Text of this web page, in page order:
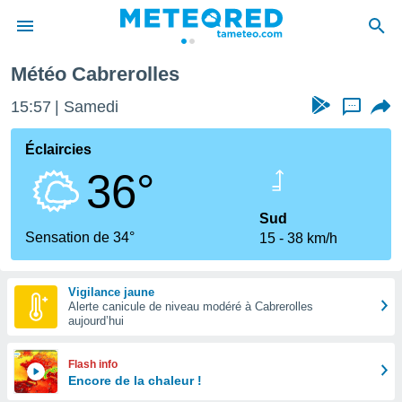
de
Météo Cabrerolles
15:57 Samedi ...
Éclaircies
36°
Sensation de 34°
Sud
15
38 km/h
Vigilance jaune
Alerte canicule de niveau modéré à Cabrerolles
aujourd’hui
Flash info
Encore de la chaleur !